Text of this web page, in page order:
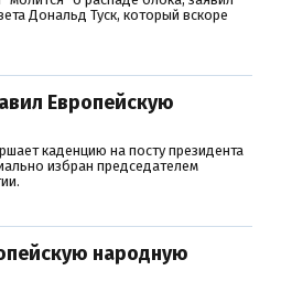
Дональд Туск, который вскоре
Европейскую
каденцию на посту президента
избран председателем
народную